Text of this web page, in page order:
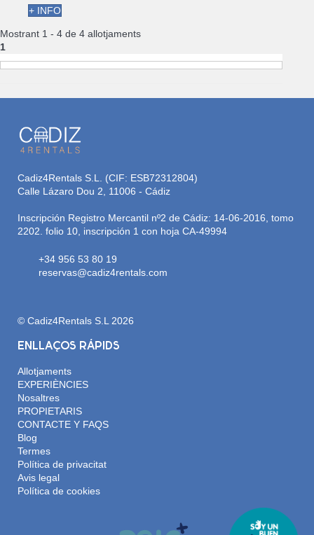
+ INFO
Mostrant 1 - 4 de 4 allotjaments
1
Cadiz4Rentals S.L. (CIF: ESB72312804)
Calle Lázaro Dou 2, 11006 - Cádiz
Inscripción Registro Mercantil nº2 de Cádiz: 14-06-2016, tomo
2202. folio 10, inscripción 1 con hoja CA-49994
+34 956 53 80 19
reservas@cadiz4rentals.com
© Cadiz4Rentals S.L 2026
ENLLAÇOS RÀPIDS
Allotjaments
EXPERIÈNCIES
Nosaltres
PROPIETARIS
CONTACTE Y FAQS
Blog
Termes
Política de privacitat
Avis legal
Política de cookies